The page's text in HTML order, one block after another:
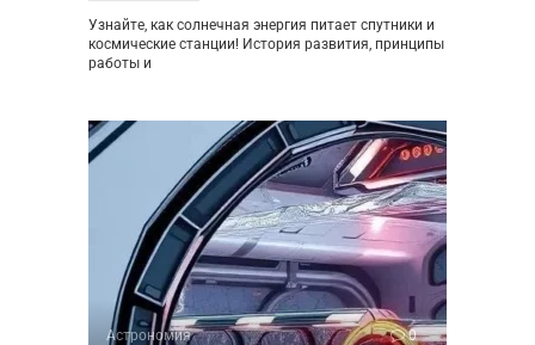
Узнайте, как солнечная энергия питает спутники и
космические станции! История развития, принципы
работы и
Астрономия 0